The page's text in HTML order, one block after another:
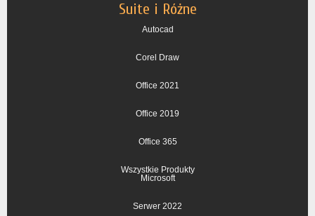
Suite i Różne
Autocad
Corel Draw
Office 2021
Office 2019
Office 365
Wszystkie Produkty
Microsoft
Serwer 2022